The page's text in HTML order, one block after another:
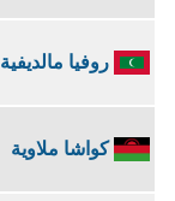
روفيا مالديفية
كواشا ملاوية